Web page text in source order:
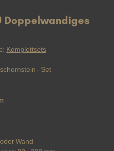
Doppelwandiges
Komplettsets
- Set
Wand